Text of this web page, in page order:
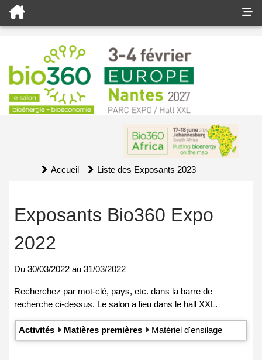
Accueil Liste des Exposants 2023
Exposants Bio360 Expo
2022
Du 30/03/2022 au 31/03/2022
Activités Matières premières Matériel d'ensilage